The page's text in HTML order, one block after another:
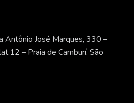
Antônio José Marques, 330 –
– Praia de Camburí. São